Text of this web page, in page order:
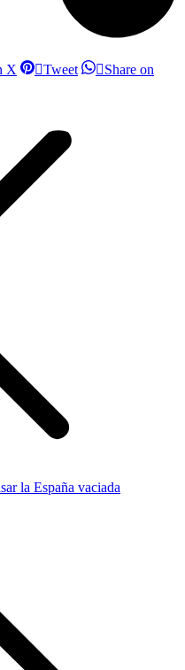
X ShareTweetShareShare on
la España vaciada